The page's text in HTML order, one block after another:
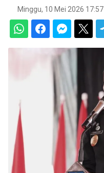
Minggu, 10 Mei 2026 17:57